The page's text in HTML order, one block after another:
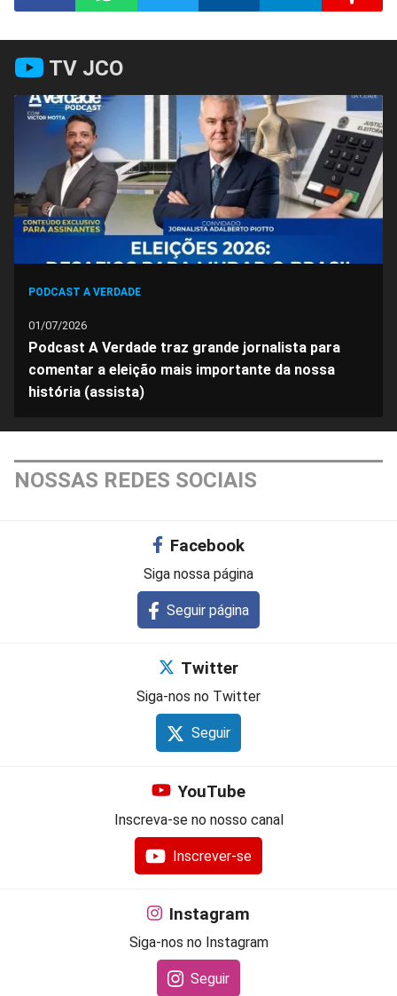
Compartilhar
no
Facebook
no
Whatsapp
no
Twitter
no
Messenger
no
Telegram
no
Gettr
TV JCO
PODCAST A VERDADE
01/07/2026
Podcast A Verdade traz grande jornalista para
comentar a eleição mais importante da nossa
história (assista)
NOSSAS REDES SOCIAIS
Facebook
Siga nossa página
Seguir página
Twitter
Siga-nos no Twitter
Seguir
YouTube
Inscreva-se no nosso canal
Inscrever-se
Instagram
Siga-nos no Instagram
Seguir